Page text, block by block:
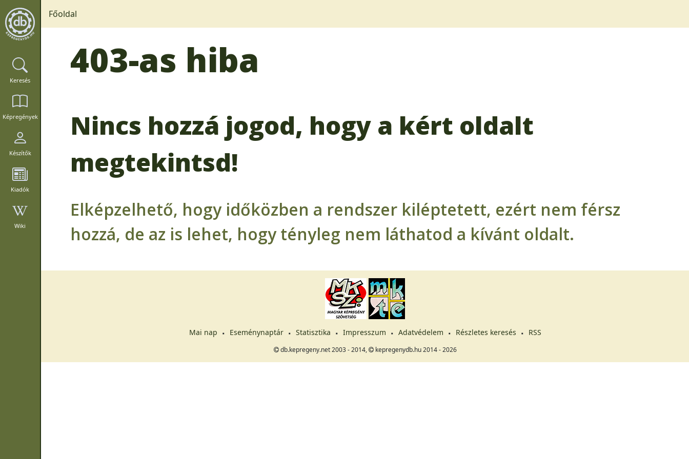
Keresés
Képregények
Készítők
Kiadók
Wiki
Főoldal
403-as hiba
Nincs hozzá jogod, hogy a kért oldalt
megtekintsd!
Elképzelhető, hogy időközben a rendszer kiléptetett, ezért nem férsz
hozzá, de az is lehet, hogy tényleg nem láthatod a kívánt oldalt.
Mai nap Eseménynaptár Statisztika Impresszum Adatvédelem Részletes keresés RSS
db.kepregeny.net 2003 - 2014, kepregenydb.hu 2014 - 2026